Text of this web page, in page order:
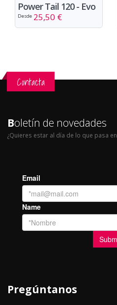
Power Tail 120 - Evo
Desde 25,50 €
Contacta
Boletín de novedades
¿Quieres estar al día de lo que pasa en
Pregúntanos